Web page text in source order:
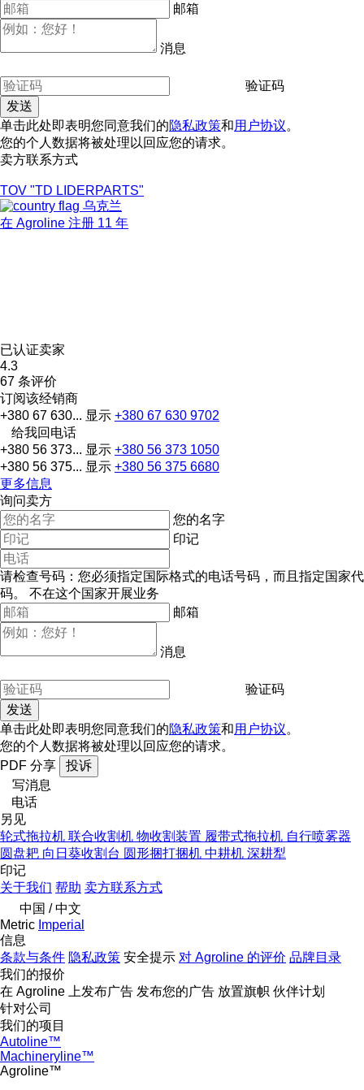
邮箱
消息
验证码
单击此处即表明您同意我们的隐私政策和用户协议。
您的个人数据将被处理以回应您的请求。
卖方联系方式
TOV "TD LIDERPARTS"
乌克兰
在 Agroline 注册 11 年
已认证卖家
4.3
67 条评价
订阅该经销商
+380 67 630... 显示 +380 67 630 9702
给我回电话
+380 56 373... 显示 +380 56 373 1050
+380 56 375... 显示 +380 56 375 6680
更多信息
询问卖方
您的名字
印记
请检查号码：您必须指定国际格式的电话号码，而且指定国家代
码。
不在这个国家开展业务
邮箱
消息
验证码
单击此处即表明您同意我们的隐私政策和用户协议。
您的个人数据将被处理以回应您的请求。
PDF 分享
投诉
写消息
电话
另见
轮式拖拉机 联合收割机 物收割装置 履带式拖拉机 自行喷雾器
圆盘耙 向日葵收割台 圆形捆打捆机 中耕机 深耕犁
印记
关于我们 帮助 卖方联系方式
中国 / 中文
Metric Imperial
信息
条款与条件 隐私政策 安全提示 对 Agroline 的评价 品牌目录
我们的报价
在 Agroline 上发布广告 发布您的广告 放置旗帜 伙伴计划
针对公司
我们的项目
Autoline™
Machineryline™
Agroline™